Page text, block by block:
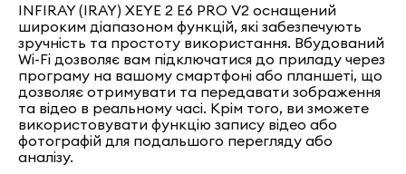
INFIRAY (IRAY) XEYE 2 E6 PRO V2 оснащений
широким діапазоном функцій, які забезпечують
зручність та простоту використання. Вбудований
Wi-Fi дозволяє вам підключатися до приладу через
програму на вашому смартфоні або планшеті, що
дозволяє отримувати та передавати зображення
та відео в реальному часі. Крім того, ви зможете
використовувати функцію запису відео або
фотографій для подальшого перегляду або
аналізу.